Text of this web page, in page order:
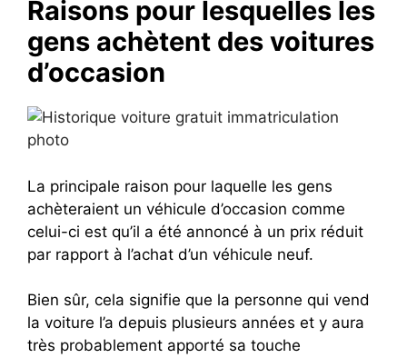
Raisons pour lesquelles les
gens achètent des voitures
d’occasion
La principale raison pour laquelle les gens
achèteraient un véhicule d’occasion comme
celui-ci est qu’il a été annoncé à un prix réduit
par rapport à l’achat d’un véhicule neuf.
Bien sûr, cela signifie que la personne qui vend
la voiture l’a depuis plusieurs années et y aura
très probablement apporté sa touche